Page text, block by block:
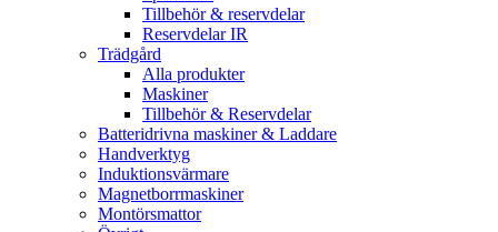
Tillbehör & reservdelar
Reservdelar IR
Trädgård
Alla produkter
Maskiner
Tillbehör & Reservdelar
Batteridrivna maskiner & Laddare
Handverktyg
Induktionsvärmare
Magnetborrmaskiner
Montörsmattor